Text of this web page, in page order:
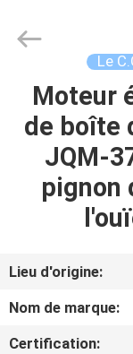
LA
MAISON
PRODUITS
À
PROPOS
DE
Junqi
International
Reserved.
Le
Moteur
de boîte
JQM-
pignon
Lieu d'origine:
Nom de marque:
Certification: